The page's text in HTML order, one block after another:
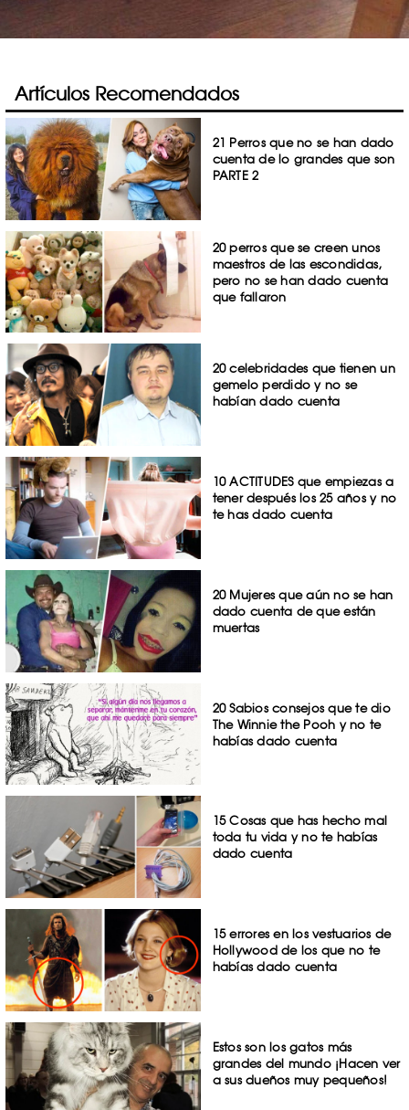
Artículos Recomendados
21 Perros que no se han dado
cuenta de lo grandes que son
PARTE 2
20 perros que se creen unos
maestros de las escondidas,
pero no se han dado cuenta
que fallaron
20 celebridades que tienen un
gemelo perdido y no se
habían dado cuenta
10 ACTITUDES que empiezas a
tener después los 25 años y no
te has dado cuenta
20 Mujeres que aún no se han
dado cuenta de que están
muertas
20 Sabios consejos que te dio
The Winnie the Pooh y no te
habías dado cuenta
15 Cosas que has hecho mal
toda tu vida y no te habías
dado cuenta
15 errores en los vestuarios de
Hollywood de los que no te
habías dado cuenta
Estos son los gatos más
grandes del mundo ¡Hacen ver
a sus dueños muy pequeños!